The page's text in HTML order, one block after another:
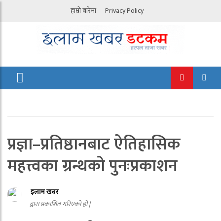
हाम्रो बारेमा Privacy Policy
प्रज्ञा–प्रतिष्ठानबाट ऐतिहासिक
महत्त्वका ग्रन्थको पुनःप्रकाशन
इलाम खबर
द्वारा प्रकाशित गरिएको हो |